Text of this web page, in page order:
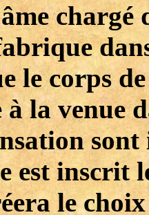
chargé
le corps
la venue
est inscrit
le